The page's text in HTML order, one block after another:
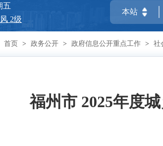
五
首页 > 政务公开 > 政府信息公开重点工作 > 社
福州市 2025年度